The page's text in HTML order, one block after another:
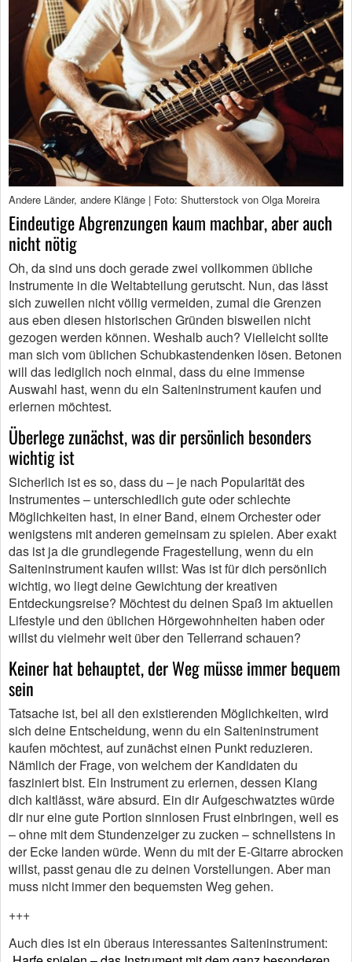
Andere Länder, andere Klänge | Foto: Shutterstock von Olga Moreira
Eindeutige Abgrenzungen kaum machbar, aber auch
nicht nötig
Oh, da sind uns doch gerade zwei vollkommen übliche
Instrumente in die Weltabteilung gerutscht. Nun, das lässt
sich zuweilen nicht völlig vermeiden, zumal die Grenzen
aus eben diesen historischen Gründen bisweilen nicht
gezogen werden können. Weshalb auch? Vielleicht sollte
man sich vom üblichen Schubkastendenken lösen. Betonen
will das lediglich noch einmal, dass du eine immense
Auswahl hast, wenn du ein Saiteninstrument kaufen und
erlernen möchtest.
Überlege zunächst, was dir persönlich besonders
wichtig ist
Sicherlich ist es so, dass du – je nach Popularität des
Instrumentes – unterschiedlich gute oder schlechte
Möglichkeiten hast, in einer Band, einem Orchester oder
wenigstens mit anderen gemeinsam zu spielen. Aber exakt
das ist ja die grundlegende Fragestellung, wenn du ein
Saiteninstrument kaufen willst: Was ist für dich persönlich
wichtig, wo liegt deine Gewichtung der kreativen
Entdeckungsreise? Möchtest du deinen Spaß im aktuellen
Lifestyle und den üblichen Hörgewohnheiten haben oder
willst du vielmehr weit über den Tellerrand schauen?
Keiner hat behauptet, der Weg müsse immer bequem
sein
Tatsache ist, bei all den existierenden Möglichkeiten, wird
sich deine Entscheidung, wenn du ein Saiteninstrument
kaufen möchtest, auf zunächst einen Punkt reduzieren.
Nämlich der Frage, von welchem der Kandidaten du
fasziniert bist. Ein Instrument zu erlernen, dessen Klang
dich kaltlässt, wäre absurd. Ein dir Aufgeschwatztes würde
dir nur eine gute Portion sinnlosen Frust einbringen, weil es
– ohne mit dem Stundenzeiger zu zucken – schnellstens in
der Ecke landen würde. Wenn du mit der E-Gitarre abrocken
willst, passt genau die zu deinen Vorstellungen. Aber man
muss nicht immer den bequemsten Weg gehen.
+++
Auch dies ist ein überaus interessantes Saiteninstrument: